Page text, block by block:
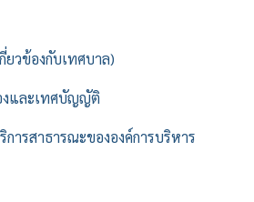
วข้องกับเทศบาล)
งและเทศบัญญัติ
การสาธารณะขององค์การบริหาร